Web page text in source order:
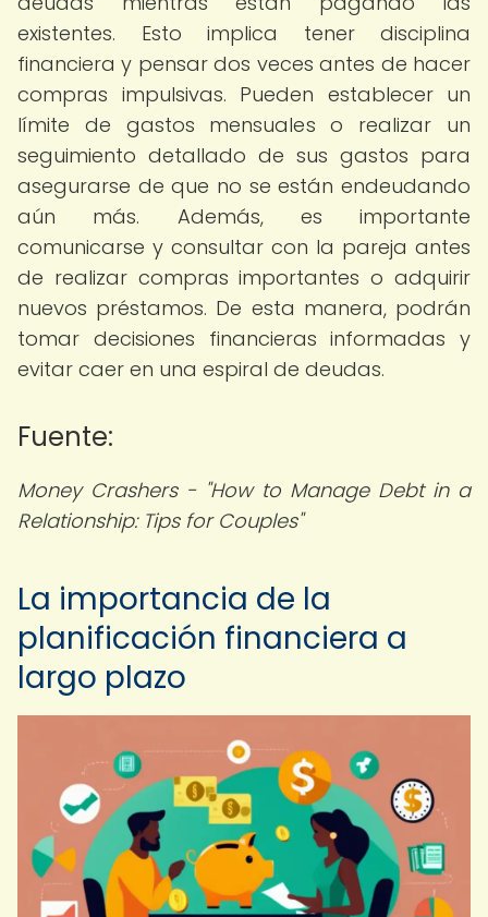
existentes. Esto implica tener disciplina
financiera y pensar dos veces antes de hacer
compras impulsivas. Pueden establecer un
límite de gastos mensuales o realizar un
seguimiento detallado de sus gastos para
asegurarse de que no se están endeudando
aún más. Además, es importante
comunicarse y consultar con la pareja antes
de realizar compras importantes o adquirir
nuevos préstamos. De esta manera, podrán
tomar decisiones financieras informadas y
evitar caer en una espiral de deudas.
Fuente:
Money Crashers - "How to Manage Debt in a
Relationship: Tips for Couples"
La importancia de la
planificación financiera a
largo plazo